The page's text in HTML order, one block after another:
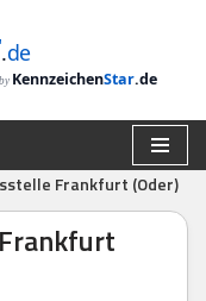
.de
KennzeichenStar.de
Frankfurt (Oder)